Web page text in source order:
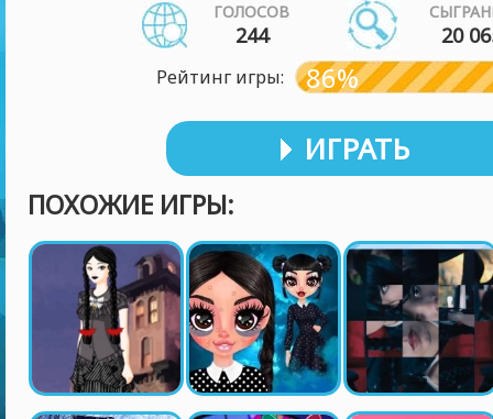
ГОЛОСОВ
244 20
Рейтинг игры: 86%
ИГРАТЬ
ПОХОЖИЕ ИГРЫ: